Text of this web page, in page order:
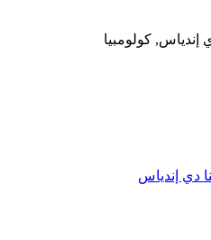
دي إندياس